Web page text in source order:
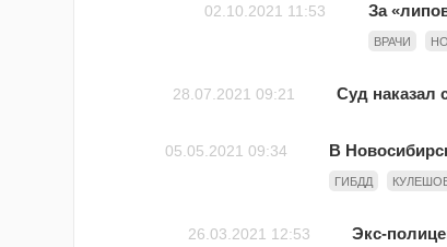
02.10.2021 11:53 За
ВРАЧИ
28.07.2021 09:21 Суд наказал
05.05.2021 09:34 В
ГИБДД
26.03.2021 12:53 Экс-